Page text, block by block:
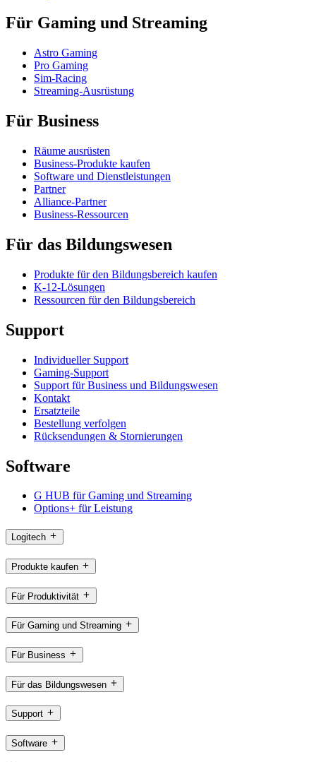
Für Gaming und Streaming
Astro Gaming
Pro Gaming
Sim-Racing
Streaming-Ausrüstung
Für Business
Räume ausrüsten
Business-Produkte kaufen
Software und Dienstleistungen
Partner
Alliance-Partner
Business-Ressourcen
Für das Bildungswesen
Produkte für den Bildungsbereich kaufen
K-12-Lösungen
Ressourcen für den Bildungsbereich
Support
Individueller Support
Gaming-Support
Support für Business und Bildungswesen
Kontakt
Ersatzteile
Bestellung verfolgen
Rücksendungen & Stornierungen
Software
G HUB für Gaming und Streaming
Options+ für Leistung
Logitech
Produkte kaufen
Für Produktivität
Für Gaming und Streaming
Für Business
Für das Bildungswesen
Support
Software